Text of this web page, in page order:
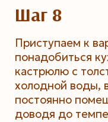
Шаг 8
Приступаем к
понадобиться
кастрюлю с
холодной воды,
постоянно
доводя до